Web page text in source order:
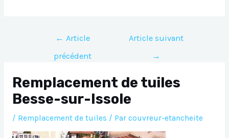
Navigation
l’article
← Article
précédent
Article suivant
→
Remplacement de tuiles
Besse-sur-Issole
/ Remplacement de tuiles / Par couvreur-etancheite